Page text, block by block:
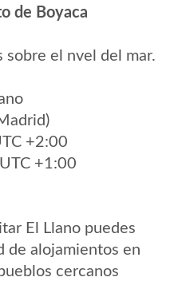
de Boyaca
el nvel del mar.
+2:00
+1:00
El Llano puedes
de alojamientos en
cercanos